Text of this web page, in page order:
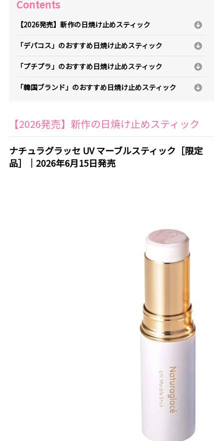
Contents
【2026発売】新作の日焼け止めスティック
「デパコス」のおすすめ日焼け止めスティック
「プチプラ」のおすすめ日焼け止めスティック
「韓国ブランド」のおすすめ日焼け止めスティック
【2026発売】新作の日焼け止めスティック
ナチュラグラッセ UV マーブルスティック［限定
品］｜2026年6月15日発売